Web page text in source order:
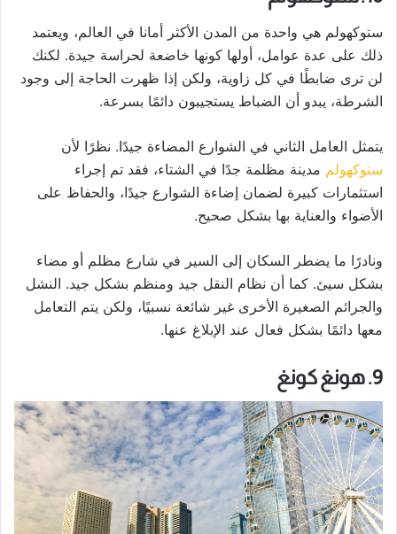
ستوكهولم هي واحدة من المدن الأكثر أمانا في العالم، ويعتمد
ذلك على عدة عوامل، أولها كونها خاضعة لحراسة جيدة. لكنك
لن ترى ضابطًا في كل زاوية، ولكن إذا ظهرت الحاجة إلى وجود
الشرطة، يبدو أن الضباط يستجيبون دائمًا بسرعة.
يتمثل العامل الثاني في الشوارع المضاءة جيدًا. نظرًا لأن
ستوكهولم مدينة مظلمة جدًا في الشتاء، فقد تم إجراء
استثمارات كبيرة لضمان إضاءة الشوارع جيدًا، والحفاظ على
الأضواء والعناية بها بشكل صحيح.
ونادرًا ما يضطر السكان إلى السير في شارع مظلم أو مضاء
بشكل سيئ. كما أن نظام النقل جيد ومنظم بشكل جيد. النشل
والجرائم الصغيرة الأخرى غير شائعة نسبيًا، ولكن يتم التعامل
معها دائمًا بشكل فعال عند الإبلاغ عنها.
9. هونغ كونغ